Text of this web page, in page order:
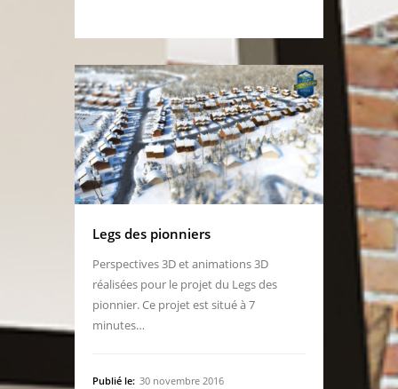
Legs des pionniers
Perspectives 3D et animations 3D
réalisées pour le projet du Legs des
pionnier. Ce projet est situé à 7
minutes…
Publié le: 30 novembre 2016